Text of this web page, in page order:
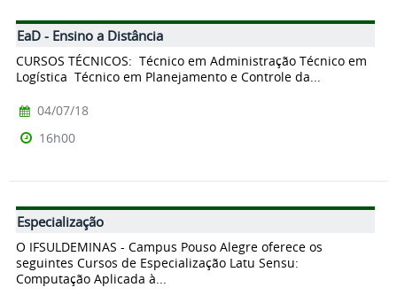
EaD - Ensino a Distância
CURSOS TÉCNICOS: Técnico em Administração Técnico em
Logística Técnico em Planejamento e Controle da...
04/07/18
16h00
Especialização
O IFSULDEMINAS - Campus Pouso Alegre oferece os
seguintes Cursos de Especialização Latu Sensu:
Computação Aplicada à...